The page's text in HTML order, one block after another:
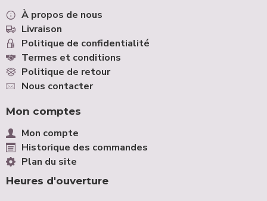
À propos de nous
Livraison
Politique de confidentialité
Termes et conditions
Politique de retour
Nous contacter
Mon comptes
Mon compte
Historique des commandes
Plan du site
Heures d'ouverture